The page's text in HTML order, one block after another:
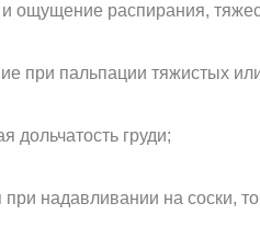
распирания,
пальпации тяжистых
груди;
надавливании на соски,